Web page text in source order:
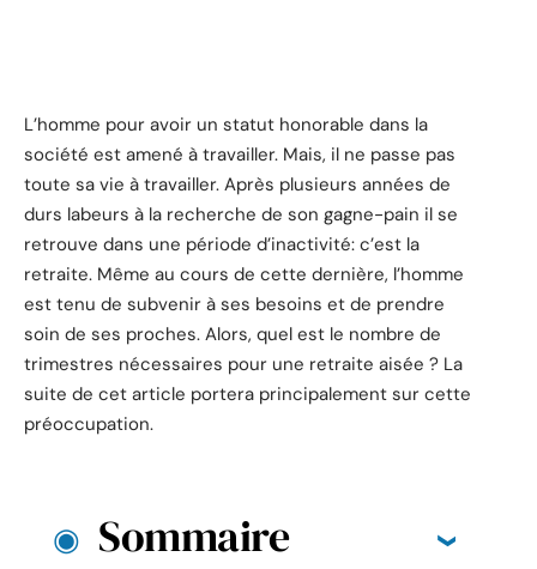
L’homme pour avoir un statut honorable dans la
société est amené à travailler. Mais, il ne passe pas
toute sa vie à travailler. Après plusieurs années de
durs labeurs à la recherche de son gagne-pain il se
retrouve dans une période d’inactivité: c’est la
retraite. Même au cours de cette dernière, l’homme
est tenu de subvenir à ses besoins et de prendre
soin de ses proches. Alors, quel est le nombre de
trimestres nécessaires pour une retraite aisée ? La
suite de cet article portera principalement sur cette
préoccupation.
Sommaire